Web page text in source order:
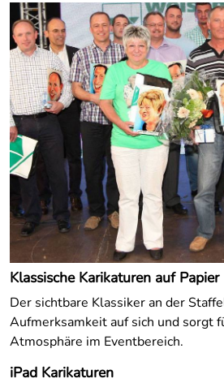
Klassische Karikaturen auf Papier
Der sichtbare Klassiker an der
Aufmerksamkeit auf sich und sorgt
Atmosphäre im Eventbereich.
iPad Karikaturen